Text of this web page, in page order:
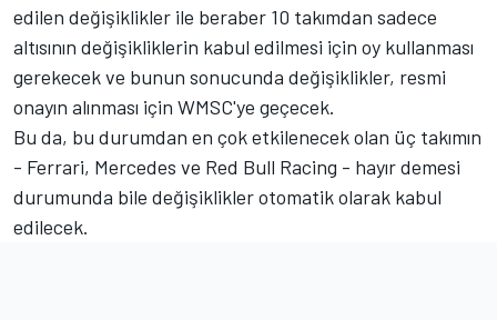
edilen değişiklikler ile beraber 10 takımdan sadece
altısının değişikliklerin kabul edilmesi için oy kullanması
gerekecek ve bunun sonucunda değişiklikler, resmi
onayın alınması için WMSC'ye geçecek.
Bu da, bu durumdan en çok etkilenecek olan üç takımın
- Ferrari, Mercedes ve Red Bull Racing - hayır demesi
durumunda bile değişiklikler otomatik olarak kabul
edilecek.